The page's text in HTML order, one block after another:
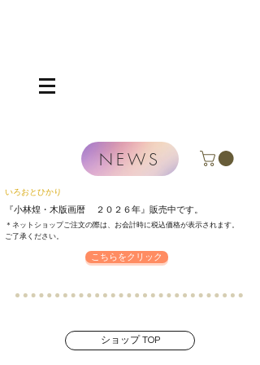
NEWS
いろおとひかり
『小林煌・木版画暦 ２０２６年』 販売中です。
＊ネットショップご注文の際は、お会計時に税込価格が表示されます。
​ご了承ください。
こちらをクリック
ショップ TOP